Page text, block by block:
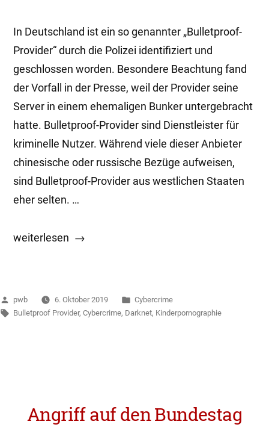
In Deutschland ist ein so genannter „Bulletproof-
Provider“ durch die Polizei identifiziert und
geschlossen worden. Besondere Beachtung fand
der Vorfall in der Presse, weil der Provider seine
Server in einem ehemaligen Bunker untergebracht
hatte. Bulletproof-Provider sind Dienstleister für
kriminelle Nutzer. Während viele dieser Anbieter
chinesische oder russische Bezüge aufweisen,
sind Bulletproof-Provider aus westlichen Staaten
eher selten. …
„Bulletproof
Deutschland“
weiterlesen
Veröffentlicht
von
pwb 6. Oktober 2019
Veröffentlicht
in
Cybercrime
Schlagwörter:
Bulletproof Provider,Cybercrime, Darknet, Kinderpornographie
Angriff auf den Bundestag